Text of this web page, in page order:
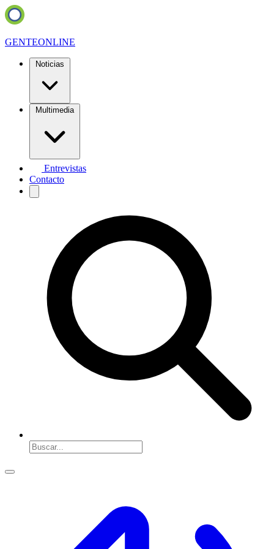
GENTEONLINE
Noticias
Multimedia
Entrevistas
Contacto